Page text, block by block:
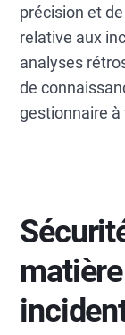
précision et
relative aux
analyses
de
gestionnaire